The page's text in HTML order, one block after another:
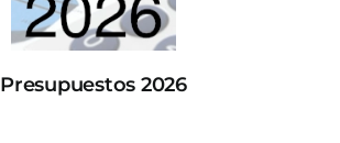
Presupuestos 2026